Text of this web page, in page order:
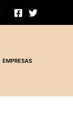
EMPRESAS